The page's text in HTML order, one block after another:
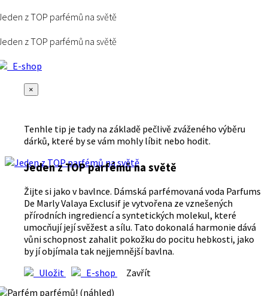
z TOP parfémů na světě
z TOP parfémů na světě
E-shop
×
Tenhle tip je tady na základě pečlivě zváženého výběru
dárků, které by se vám mohly líbit nebo hodit.
Jeden z TOP parfémů na světě
Žijte si jako v bavlnce. Dámská parfémovaná voda Parfums
De Marly Valaya Exclusif je vytvořena ze vznešených
přírodních ingrediencí a syntetických molekul, které
umocňují její svěžest a sílu. Tato dokonalá harmonie dává
vůni schopnost zahalit pokožku do pocitu hebkosti, jako
by jí objímala tak nejjemnější bavlna.
Uložit
E-shop Zavřít